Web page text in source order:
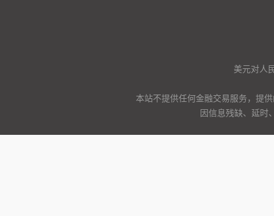
美元对人
本站不提供任何金融交易服务，提
因信息残缺、延时